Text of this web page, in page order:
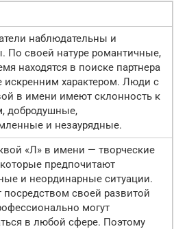
наблюдательны и
По своей натуре романтичные,
находятся в поиске партнера
искренним характером. Люди с
в имени имеют склонность к
добродушные,
и незаурядные.
«Л» в имени — творческие
предпочитают
и неординарные ситуации.
своей развитой
могут
в любой сфере. Поэтому